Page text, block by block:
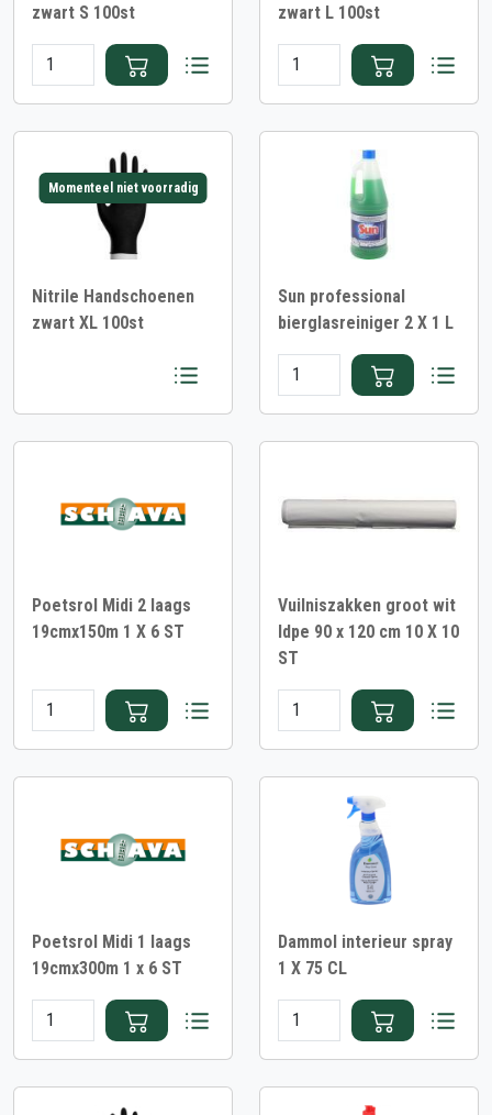
zwart S 100st
zwart L 100st
Momenteel niet voorradig
Nitrile Handschoenen
zwart XL 100st
Sun professional
bierglasreiniger 2 X 1 L
Poetsrol Midi 2 laags
19cmx150m 1 X 6 ST
Vuilniszakken groot wit
ldpe 90 x 120 cm 10 X 10
ST
Poetsrol Midi 1 laags
19cmx300m 1 x 6 ST
Dammol interieur spray
1 X 75 CL